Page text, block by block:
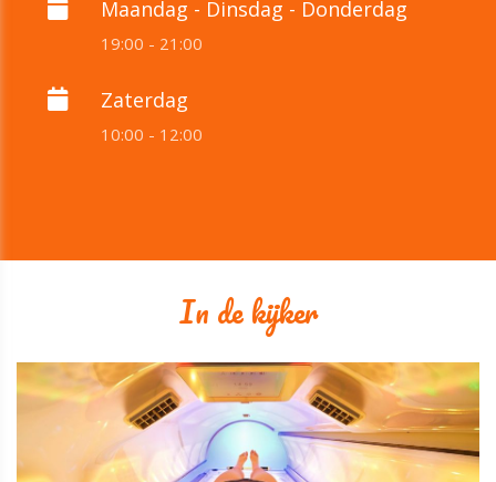
Maandag - Dinsdag - Donderdag
19:00 - 21:00
Zaterdag
10:00 - 12:00
In de kijker